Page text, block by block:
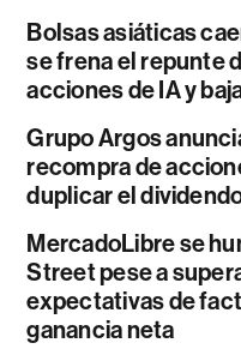
Bolsas asiáticas
se frena el repunte
acciones de IA y
Grupo Argos
recompra de
duplicar el
MercadoLibre se
Street pese a
expectativas de
ganancia neta